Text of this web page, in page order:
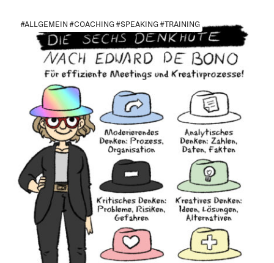
#ALLGEMEIN #COACHING #SPEAKING #TRAINING